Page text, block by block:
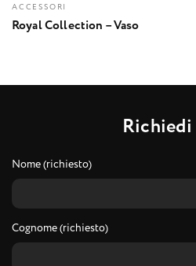
ACCESSORI
Royal Collection – Vaso
Richiedi
Nome (richiesto)
Cognome (richiesto)